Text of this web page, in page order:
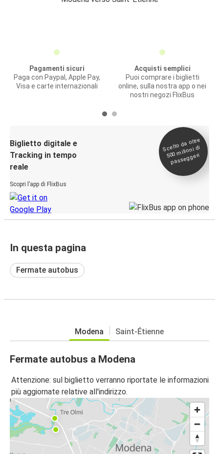
Pagamenti sicuri
Paga con Paypal, Apple Pay,
Visa e carte internazionali
Acquisti semplici
Puoi comprare i biglietti
online, sulla nostra app o nei
nostri negozi FlixBus
Biglietto digitale e
Tracking in tempo
reale
Scopri l’app di FlixBus
Scelto da oltre
500
milioni di
passeggeri
In questa pagina
Fermate autobus
Modena Saint-Étienne
Fermate autobus a Modena
Attenzione: sul biglietto verranno riportate le informazioni
più aggiornate relative all'indirizzo.